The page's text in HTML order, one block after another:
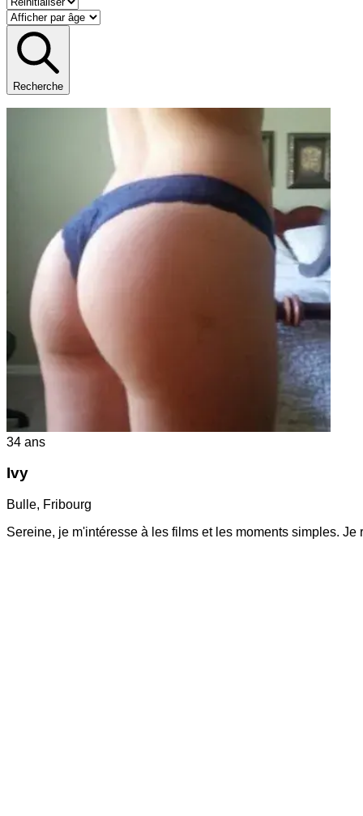
Recherche
34 ans
Ivy
Bulle, Fribourg
Sereine, je m'intéresse à les films et les moments simples.